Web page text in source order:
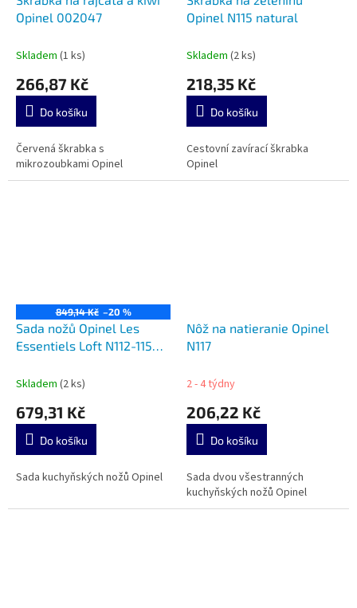
Opinel 002047
Skladem (1 ks)
266,87 Kč
Do košíku
Červená škrabka s
mikrozoubkami Opinel
Opinel N115 natural
Skladem (2 ks)
218,35 Kč
Do košíku
Cestovní zavírací škrabka
Opinel
849,14 Kč –20 %
Sada nožů Opinel Les
Essentiels Loft N112-115
Skladem (2 ks)
679,31 Kč
Do košíku
Sada kuchyňských nožů Opinel
Nôž na natieranie Opinel
N117
2 - 4 týdny
206,22 Kč
Do košíku
Sada dvou všestranných
kuchyňských nožů Opinel